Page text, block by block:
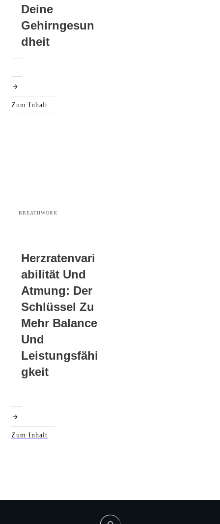
Deine
Gehirngesun
Dheit
Zum Inhalt
BREATHWORK
Herzratenvari
Abilität Und
Atmung: Der
Schlüssel Zu
Mehr Balance
Und
Leistungsfähi
Gkeit
Zum Inhalt